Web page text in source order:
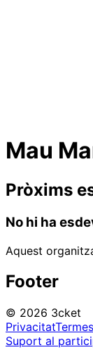
Mau
Pròxims
No hi ha
Aquest
Footer
© 2026 3cket
PrivacitatTermes
Suport al